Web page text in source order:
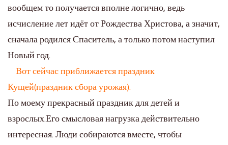
вообщем то получается вполне логично, ведь
исчисление лет идёт от Рождества Христова, а значит,
сначала родился Спаситель, а только потом наступил
Новый год.
Вот сейчас приближается праздник
Кущей(праздник сбора урожая).
По моему прекрасный праздник для детей и
взрослых.Его смысловая нагрузка действительно
интересная. Люди собираются вместе, чтобы